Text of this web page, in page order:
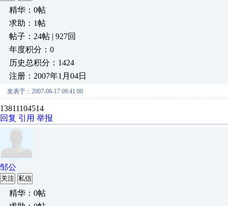
精华：0帖
求助：1帖
帖子：24帖 | 927回
年度积分：0
历史总积分：1424
注册：2007年1月04日
发表于：2007-08-17 09:41:00
13811104514
回复 引用 举报
邹公
关注 私信
精华：0帖